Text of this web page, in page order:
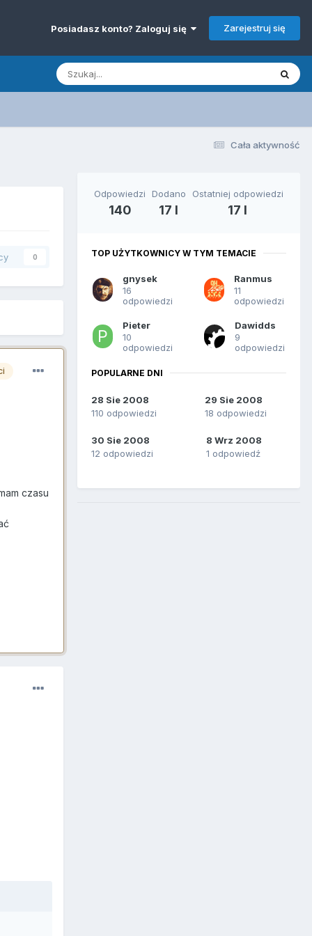
Posiadasz konto? Zaloguj się Zarejestruj się
Cała aktywność
0
czasu
Odpowiedzi
140
Dodano
17 l
Ostatniej odpowiedzi
17 l
TOP UŻYTKOWNICY W TYM TEMACIE
gnysek
16
odpowiedzi
Ranmus
11
odpowiedzi
Pieter
10
odpowiedzi
Dawidds
9
odpowiedzi
POPULARNE DNI
28 Sie 2008
110 odpowiedzi
29 Sie 2008
18 odpowiedzi
30 Sie 2008
12 odpowiedzi
8 Wrz 2008
1 odpowiedź